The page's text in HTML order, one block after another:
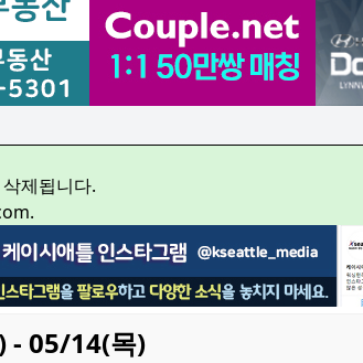
제됩니다.
- 05/14(목)